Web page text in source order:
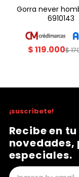
gorra never hombre nea
6910143
$119.000$
¡suscríbete!
Recibe en
novedades,
especiales.